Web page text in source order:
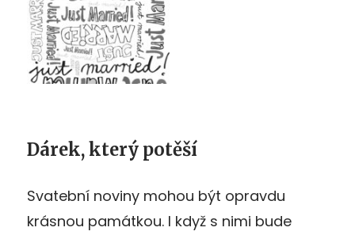
Dárek, který potěší
Svatební noviny mohou být opravdu
krásnou památkou. I když s nimi bude